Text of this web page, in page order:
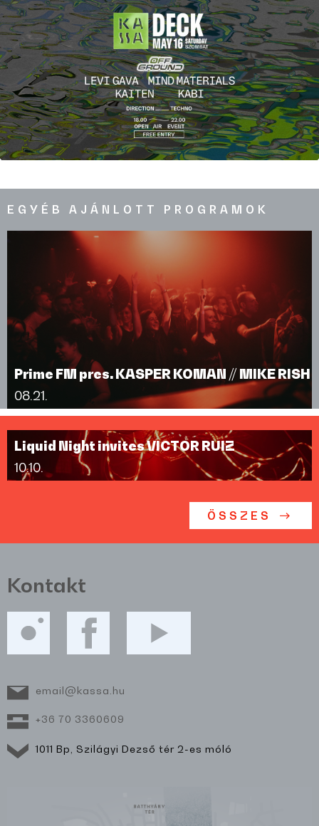
EGYÉB AJÁNLOTT PROGRAMOK
Prime FM pres. KASPER KOMAN // MIKE RISH
08.21.
Liquid Night invites VICTOR RUIZ
10.10.
ÖSSZES
Kontakt
email@kassa.hu
+36 70 3360609
1011 Bp, Szilágyi Dezső tér 2-es móló